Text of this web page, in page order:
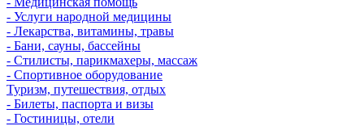
- Услуги народной медицины
- Лекарства, витамины, травы
- Бани, сауны, бассейны
- Стилисты, парикмахеры, массаж
- Спортивное оборудование
Туризм, путешествия, отдых
- Билеты, паспорта и визы
- Гостиницы, отели